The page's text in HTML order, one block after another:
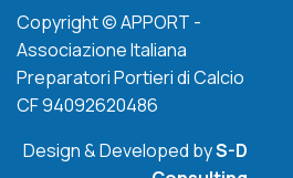
Copyright © APPORT -
Associazione Italiana
Preparatori Portieri di Calcio
CF 94092620486
Design & Developed byS-D